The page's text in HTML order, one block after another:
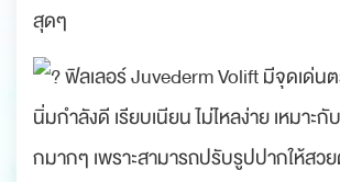
สุดๆ
ฟิลเลอร์ Juvederm Volift มีจุดเด่น
นิ่มกำลังดี เรียบเนียน ไม่ไหลง่าย เหมาะ
กมากๆ เพราะสามารถปรับรูปปากให้สว